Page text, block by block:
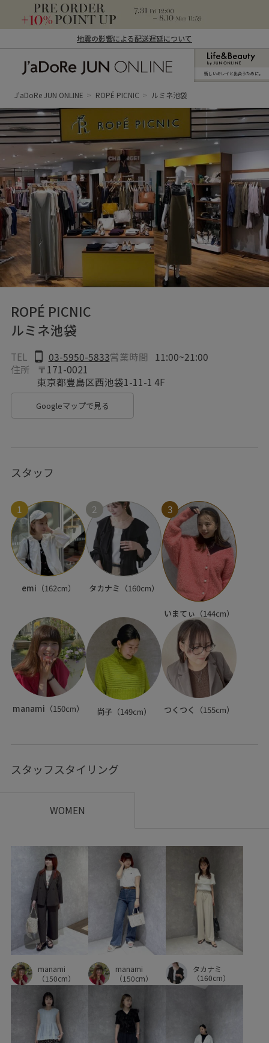
地震の影響による配送遅延について
ン オンライン）
新しいキレイと出合うために。
J'aDoRe JUN ONLINE ROPÉ PICNIC ルミネ池袋
ROPÉ PICNIC
ルミネ池袋
TEL 03-5950-5833営業時間
11:00~21:00
住所
〒171-0021
東京都豊島区西池袋1-11-1 4F
Googleマップで見る
スタッフ
1
emi （162cm）
2
タカナミ （160cm）
3
いまてぃ （144cm）
manami （150cm） 尚子（149cm） つくつく （155cm）
スタッフスタイリング
WOMEN
manami
（150cm）
manami
（150cm）
タカナミ
（160cm）